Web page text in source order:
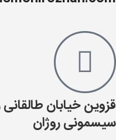
قزوین خیابان طالقانی
سیسمونی روژان